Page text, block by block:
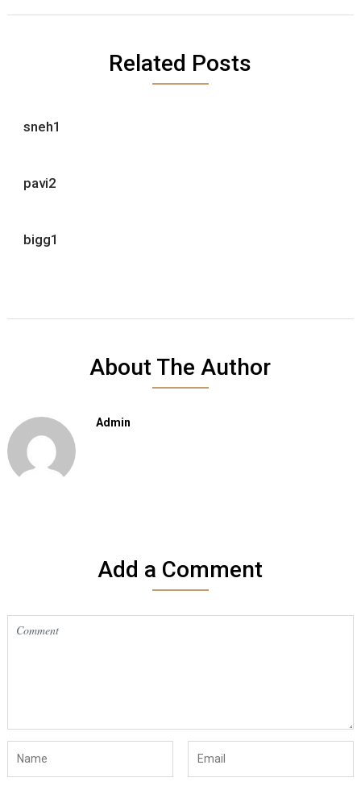
Related Posts
sneh1
pavi2
bigg1
About The Author
Admin
Add a Comment